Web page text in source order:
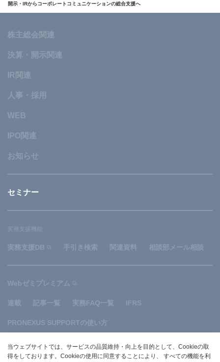
開示・IRからコーポレートコミュニケーションの総合支援へ
株主総会関連
決算・開示関連
IR関連
人事・採用
WEB
IPO関連
お知らせ
セミナー
実務支援機能
実務支援DB 手引き検索 関連資料 相談部メール相談
Webゼミプレミアム
連載 記事一覧 実務FAQ一覧 IFRS
PRONEXUS SUPPORTの使い方
サイトマップ 規約 関連リンク お問い合わせ
当ウェブサイトでは、サービスの品質維持・向上を目的として、Cookieの取
得をしております。Cookieの使用に同意することにより、 すべての機能を利